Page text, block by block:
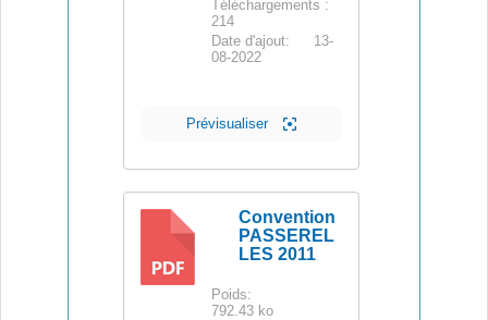
Téléchargements :
214
Date d'ajout:
13-
08-2022
Prévisualiser
PDF
Convention
PASSEREL
LES 2011
Poids:
792.43 ko